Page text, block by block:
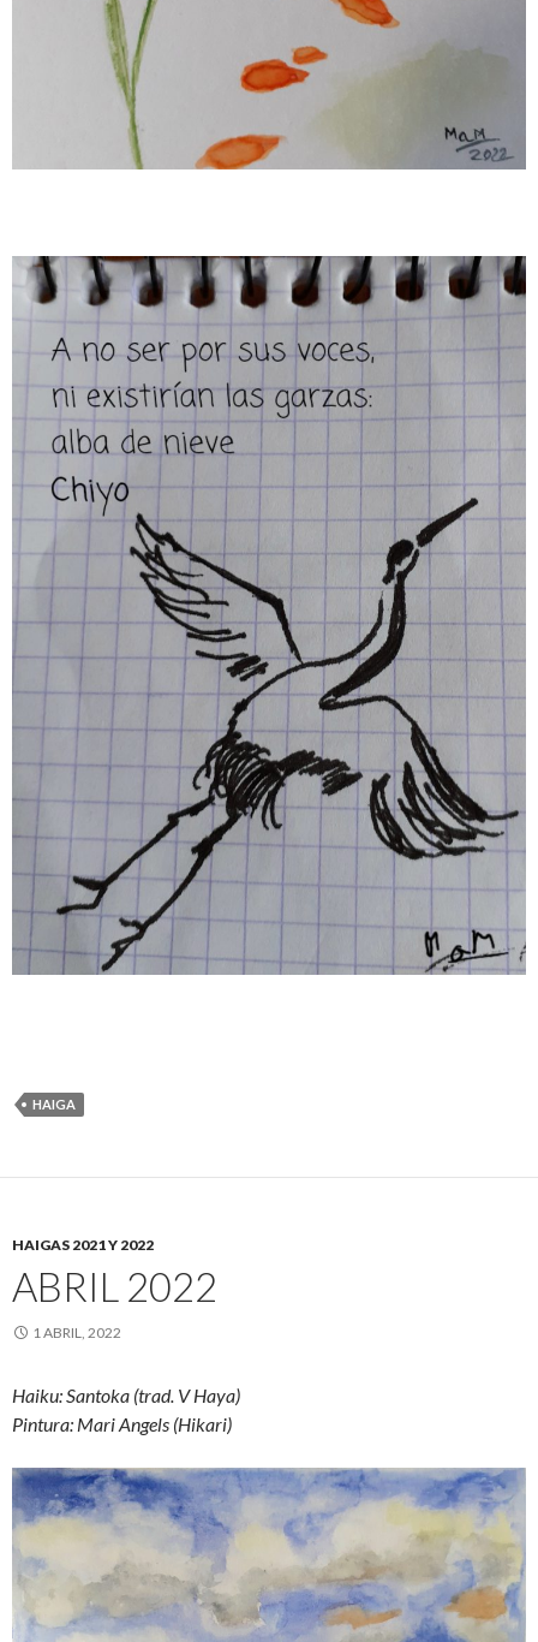
HAIGA
HAIGAS 2021 Y 2022
ABRIL 2022
1 ABRIL, 2022
Haiku: Santoka (trad. V Haya)
Pintura: Mari Angels (Hikari)